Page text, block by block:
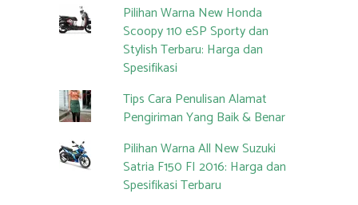
Pilihan Warna New Honda
Scoopy 110 eSP Sporty dan
Stylish Terbaru: Harga dan
Spesifikasi
Tips Cara Penulisan Alamat
Pengiriman Yang Baik & Benar
Pilihan Warna All New Suzuki
Satria F150 FI 2016: Harga dan
Spesifikasi Terbaru